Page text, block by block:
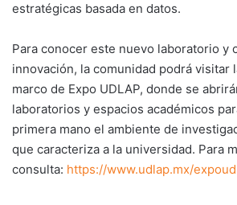
estratégicas basada en datos.
Para conocer este nuevo laboratorio y
innovación, la comunidad podrá visitar
marco de Expo UDLAP, donde se
laboratorios y espacios académicos
primera mano el ambiente de
que caracteriza a la universidad. Para
consulta: https://www.udlap.mx/